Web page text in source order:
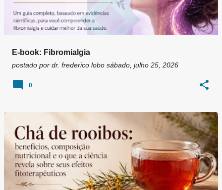
E-book: Fibromialgia
postado por dr. frederico lobo sábado, julho 25, 2026
0